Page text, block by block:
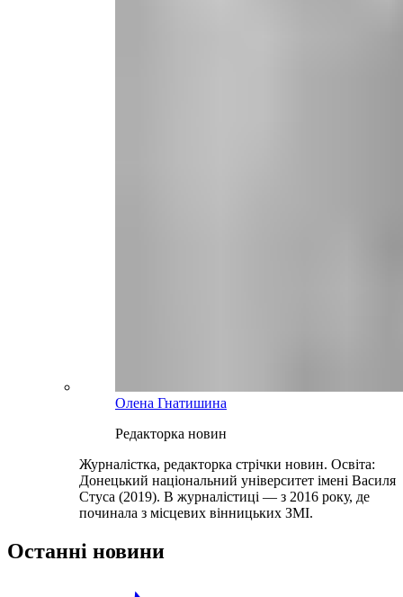
Олена Гнатишина
Редакторка новин
Журналістка, редакторка стрічки новин. Освіта:
Донецький національний університет імені Василя
Стуса (2019). В журналістиці — з 2016 року, де
починала з місцевих вінницьких ЗМІ.
Останні новини